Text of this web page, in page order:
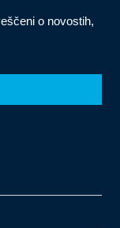
o novostih,